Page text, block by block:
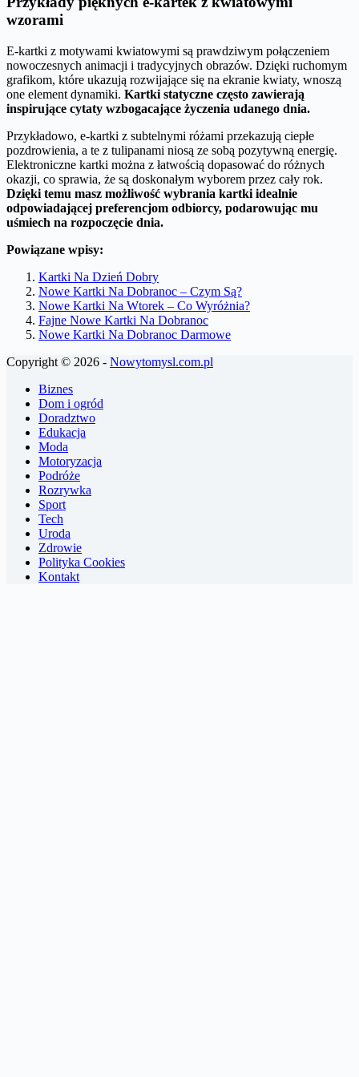
wzorami
E-kartki z motywami kwiatowymi są prawdziwym połączeniem
nowoczesnych animacji i tradycyjnych obrazów. Dzięki ruchomym
grafikom, które ukazują rozwijające się na ekranie kwiaty, wnoszą
one element dynamiki. Kartki statyczne często zawierają
inspirujące cytaty wzbogacające życzenia udanego dnia.
Przykładowo, e-kartki z subtelnymi różami przekazują ciepłe
pozdrowienia, a te z tulipanami niosą ze sobą pozytywną energię.
Elektroniczne kartki można z łatwością dopasować do różnych
okazji, co sprawia, że są doskonałym wyborem przez cały rok.
Dzięki temu masz możliwość wybrania kartki idealnie
odpowiadającej preferencjom odbiorcy, podarowując mu
uśmiech na rozpoczęcie dnia.
Powiązane wpisy:
Kartki Na Dzień Dobry
Nowe Kartki Na Dobranoc – Czym Są?
Nowe Kartki Na Wtorek – Co Wyróżnia?
Fajne Nowe Kartki Na Dobranoc
Nowe Kartki Na Dobranoc Darmowe
Copyright © 2026 - Nowytomysl.com.pl
Biznes
Dom i ogród
Doradztwo
Edukacja
Moda
Motoryzacja
Podróże
Rozrywka
Sport
Tech
Uroda
Zdrowie
Polityka Cookies
Kontakt